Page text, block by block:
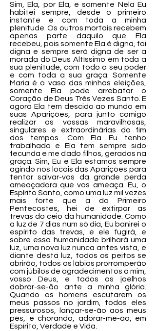
Sim, Ela, por Ela, e somente Nela Eu
habitei sempre, desde o primeiro
instante e com toda a minha
plenitude. Os outros mortais recebem
apenas parte daquilo que Ela
recebeu, pois somente Ela é digna, foi
digna e sempre será digna de ser a
morada do Deus Altíssimo em toda a
sua plenitude, com todo o seu poder
e com toda a sua graça. Somente
Maria é o vaso das minhas eleições,
somente Ela pode arrebatar o
Coração de Deus Três Vezes Santo. E
agora Ela tem descido ao mundo em
suas Aparições, para junto comigo
realizar as vossas maravilhosas,
singulares e extraordinárias do fim
dos tempos. Com Ela Eu tenho
trabalhado e Ela tem sempre sido
fecunda e me dado filhos, gerados na
graça. Sim, Eu e Ela estamos sempre
agindo nos locais das Aparições para
tentar salvar-vos da grande perda
ameaçadora que vos ameaça. Eu, o
Espírito Santo, como uma luz mil vezes
mais forte que a do Primeiro
Pentecostes, hei de extirpar as
trevas do ceio da humanidade. Como
a luz de 7 dias num só dia, Eu banirei o
espírito das trevas, e ele fugirá, e
sobre essa humanidade brilhará uma
luz, uma nova luz nunca antes vista, e
diante desta luz, todos os peitos se
abrirão, todos os lábios prorromperão
com júbilos de agradecimentos a mim,
vosso Deus, e todos os joelhos
dobrar-se-ão ante a minha glória.
Quando os homens escutarem os
meus passos no jardim, todos eles
pressurosos, lançar-se-ão aos meus
pés, e chorando, adorar-me-ão, em
Espírito, Verdade e Vida.